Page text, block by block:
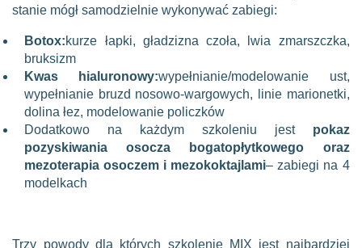
stanie mógł samodzielnie wykonywać zabiegi:
Botox:kurze łapki, gładzizna czoła, lwia zmarszczka,
bruksizm
Kwas hialuronowy:wypełnianie/modelowanie ust,
wypełnianie bruzd nosowo-wargowych, linie marionetki,
dolina łez, modelowanie policzków
Dodatkowo na każdym szkoleniu jest pokaz
pozyskiwania osocza bogatopłytkowego oraz
mezoterapia osoczem i mezokoktajlami– zabiegi na 4
modelkach
Trzy powody dla których szkolenie MIX jest najbardziej